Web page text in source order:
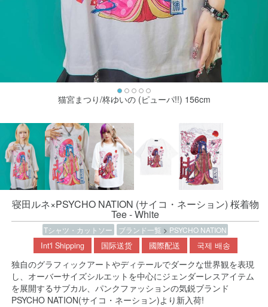
猫宮まつり/柊ゆいの (ピューパ!!) 156cm
寝田ルネ×PSYCHO NATION (サイコ・ネーション) 桜着物
Tee - White
Tシャツ・カットソー ブランド一覧 > PSYCHO NATION
Int'l Shipping 国际送货 國際配送 국제 배송
独自のグラフィックアートやディテールでダークな世界観を表現
し、オーバーサイズシルエットを中心にジェンダーレスアイテム
を展開するサブカル、パンクファッションの気鋭ブランド
PSYCHO NATION(サイコ・ネーション)より新入荷!